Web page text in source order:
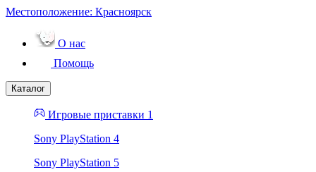
Местоположение: Красноярск
О нас
Помощь
Каталог
Игровые приставки 1
Sony PlayStation 4
Sony PlayStation 5